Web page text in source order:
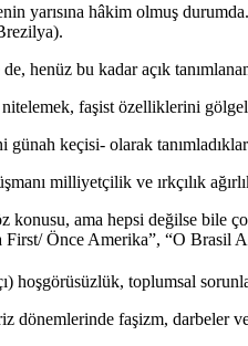
yarısına hâkim olmuş
henüz bu kadar açık
faşist özelliklerini
günah keçisi- olarak
milliyetçilik ve ırkçılık
konusu, ama hepsi değilse bile
First/ Önce Amerika”, “O
hoşgörüsüzlük, toplumsal
dönemlerinde faşizm, darbeler